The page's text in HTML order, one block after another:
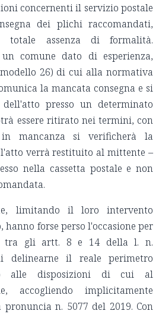
concernenti il servizio postale
dei plichi raccomandati,
totale assenza di formalità.
comune dato di esperienza,
26) di cui alla normativa
la mancata consegna e si
presso un determinato
essere ritirato nei termini, con
mancanza si verificherà la
verrà restituito al mittente –
nella cassetta postale e non
limitando il loro intervento
forse perso l'occasione per
tra gli artt. 8 e 14 della l. n.
delinearne il reale perimetro
alle disposizioni di cui al
accogliendo implicitamente
n. 5077 del 2019. Con